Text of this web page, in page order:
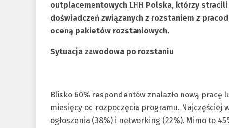
outplacementowych LHH Polska, którzy stracili
doświadczeń związanych z rozstaniem z
oceną pakietów rozstaniowych.
Sytuacja zawodowa po rozstaniu
Blisko 60% respondentów znalazło nową pracę
miesięcy od rozpoczęcia programu. Najczęściej
ogłoszenia (38%) i networking (22%). Mimo to